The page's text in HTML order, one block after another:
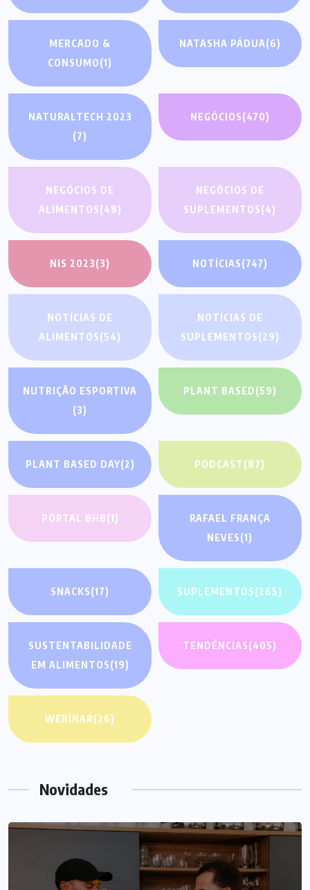
MERCADO &
CONSUMO(1)
NATASHA PÁDUA(6)
NATURALTECH 2023
(7)
NEGÓCIOS(470)
NEGÓCIOS DE
ALIMENTOS(48)
NEGÓCIOS DE
SUPLEMENTOS(4)
NIS 2023(3) NOTÍCIAS(747)
NOTÍCIAS DE
ALIMENTOS(54)
NOTÍCIAS DE
SUPLEMENTOS(29)
NUTRIÇÃO ESPORTIVA
(3)
PLANT BASED(59)
PLANT BASED DAY(2) PODCAST(87)
PORTAL BHB(1)
RAFAEL FRANÇA
NEVES(1)
SNACKS(17) SUPLEMENTOS(265)
SUSTENTABILIDADE
EM ALIMENTOS(19)
TENDÊNCIAS(405)
WEBINAR(26)
Novidades